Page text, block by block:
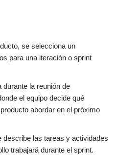
se selecciona un
para una iteración o sprint
durante la reunión de
el equipo decide qué
abordar en el próximo
describe las tareas y actividades
trabajará durante el sprint.